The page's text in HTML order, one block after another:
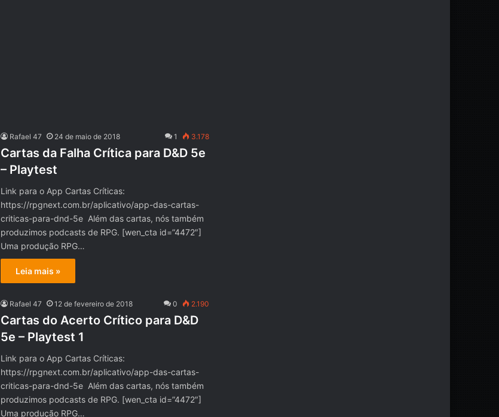
Rafael 47 24 de maio de 2018 1 3.178
Cartas da Falha Crítica para D&D 5e
– Playtest
Link para o App Cartas Críticas:
https://rpgnext.com.br/aplicativo/app-das-cartas-
criticas-para-dnd-5e Além das cartas, nós também
produzimos podcasts de RPG. [wen_cta id=”4472″]
Uma produção RPG…
Leia mais »
Rafael 47 12 de fevereiro de 2018 0 2.190
Cartas do Acerto Crítico para D&D
5e – Playtest 1
Link para o App Cartas Críticas:
https://rpgnext.com.br/aplicativo/app-das-cartas-
criticas-para-dnd-5e Além das cartas, nós também
produzimos podcasts de RPG. [wen_cta id=”4472″]
Uma produção RPG…